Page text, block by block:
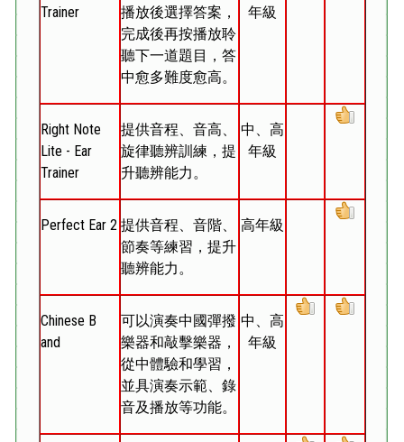
Trainer
播放後選擇答案，
完成後再按播放聆
聽下一道題目，答
中愈多難度愈高。
年級
Right Note
Lite - Ear
Trainer
提供音程、音高、
旋律聽辨訓練，提
升聽辨能力。
中、高
年級
Perfect Ear 2 提供音程、音階、
節奏等練習，提升
聽辨能力。
高年級
Chinese B
and
可以演奏中國彈撥
樂器和敲擊樂器，
從中體驗和學習，
並具演奏示範、錄
音及播放等功能。
中、高
年級